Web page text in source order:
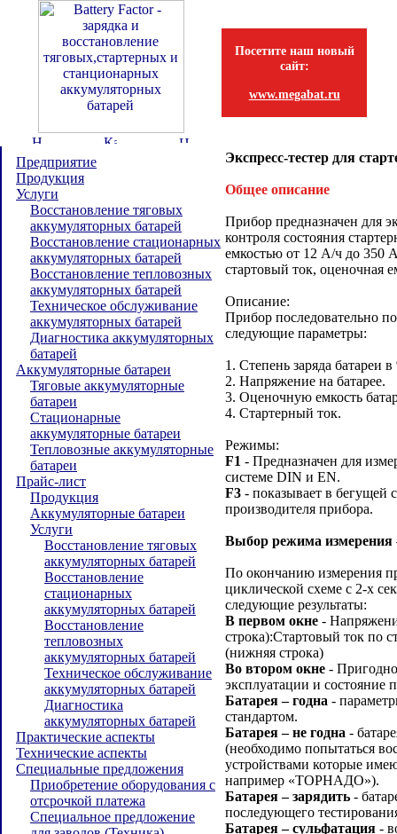
Посетите наш новый
сайт:
www.megabat.ru
Предприятие
Продукция
Услуги
Восстановление тяговых
аккумуляторных батарей
Восстановление стационарных
аккумуляторных батарей
Восстановление тепловозных
аккумуляторных батарей
Техническое обслуживание
аккумуляторных батарей
Диагностика аккумуляторных
батарей
Аккумуляторные батареи
Тяговые аккумуляторные
батареи
Стационарные
аккумуляторные батареи
Тепловозные аккумуляторные
батареи
Прайс-лист
Продукция
Аккумуляторные батареи
Услуги
Восстановление тяговых
аккумуляторных батарей
Восстановление
стационарных
аккумуляторных батарей
Восстановление
тепловозных
аккумуляторных батарей
Техническое обслуживание
аккумуляторных батарей
Диагностика
аккумуляторных батарей
Практические аспекты
Технические аспекты
Специальные предложения
Приобретение оборудования с
отсрочкой платежа
Специальное предложение
Экспресс-тестер для
Общее описание
Прибор предназначен для
контроля состояния
емкостью от 12 А/ч до 350
стартовый ток, оценочная
Описание:
Прибор последовательно
следующие параметры:
1. Степень заряда батареи в
2. Напряжение на батарее.
3. Оценочную емкость
4. Стартерный ток.
Режимы:
F1 - Предназначен для
системе DIN и EN.
F3 - показывает в бегущей
производителя прибора.
Выбор режима измерения
По окончанию измерения
циклической схеме с 2-х
следующие результаты:
В первом окне -
строка):Стартовый ток по
(нижняя строка)
Во втором окне -
эксплуатации и состояние
Батарея – годна -
стандартом.
Батарея – не годна -
(необходимо попытаться
устройствами которые
например «ТОРНАДО»).
Батарея – зарядить -
последующего
Батарея – сульфатация -